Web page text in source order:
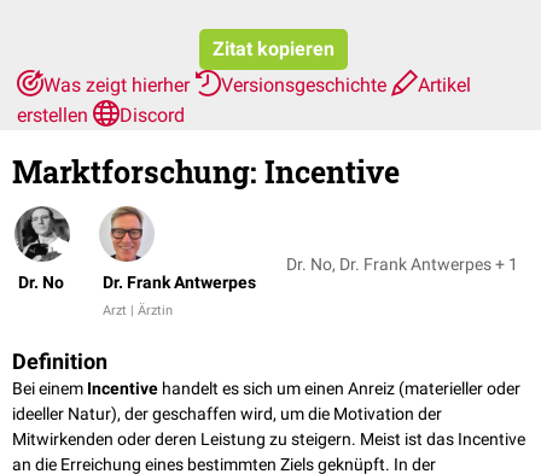
Zitat kopieren
Was zeigt hierher
Versionsgeschichte
Artikel
erstellen
Discord
Marktforschung: Incentive
Dr. No Dr. Frank Antwerpes
Arzt | Ärztin
Dr. No, Dr. Frank Antwerpes + 1
Definition
Bei einem Incentive handelt es sich um einen Anreiz (materieller oder
ideeller Natur), der geschaffen wird, um die Motivation der
Mitwirkenden oder deren Leistung zu steigern. Meist ist das Incentive
an die Erreichung eines bestimmten Ziels geknüpft. In der